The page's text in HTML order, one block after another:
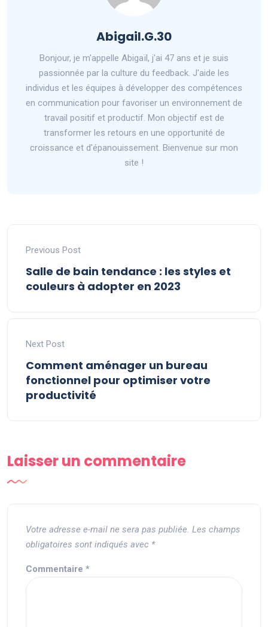
Abigail.G.30
Bonjour, je m'appelle Abigaïl, j'ai 47 ans et je suis
passionnée par la culture du feedback. J'aide les
individus et les équipes à développer des compétences
en communication pour favoriser un environnement de
travail positif et productif. Mon objectif est de
transformer les retours en une opportunité de
croissance et d'épanouissement. Bienvenue sur mon
site !
Previous Post
Salle de bain tendance : les styles et
couleurs à adopter en 2023
Next Post
Comment aménager un bureau
fonctionnel pour optimiser votre
productivité
Laisser un commentaire
Votre adresse e-mail ne sera pas publiée. Les champs
obligatoires sont indiqués avec *
Commentaire *